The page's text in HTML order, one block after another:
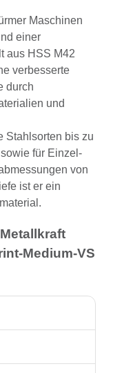
Maschinen
einer
aus HSS M42
verbesserte
durch
und
Stahlsorten bis zu
für Einzel-
von
ist er ein
Medium-VS